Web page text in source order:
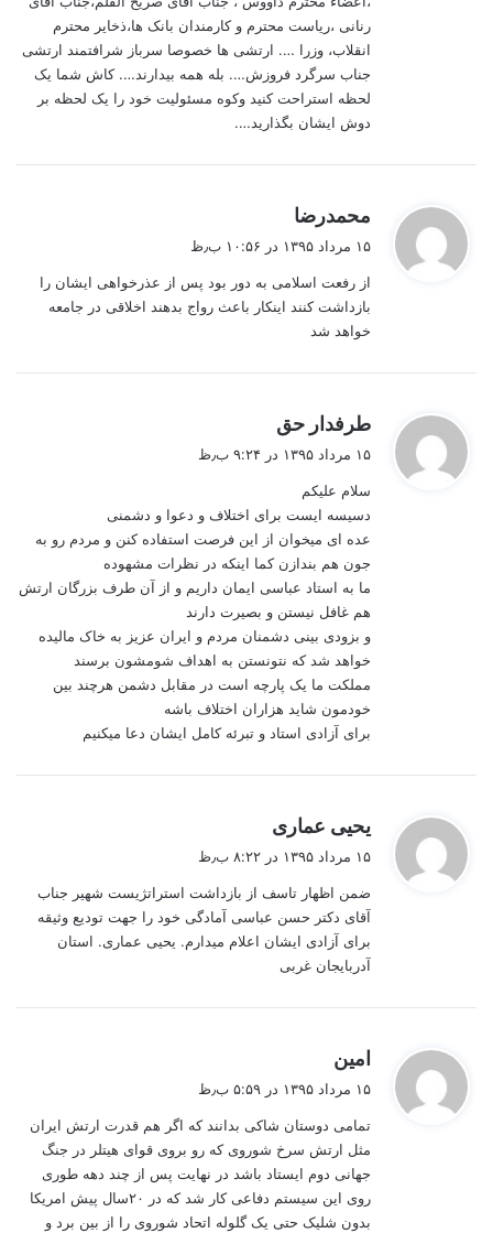
رنانی ،ریاست محترم و کارمندان بانک ها،ذخایر محترم
انقلاب، وزرا …. ارتشی ها خصوصا سرباز شرافتمند ارتشی
جناب سرگرد فروزش…. بله همه بیدارند…. کاش شما یک
لحظه استراحت کنید وکوه مسئولیت خود را یک لحظه بر
دوش ایشان بگذارید….
محمدرضا
:
۱۵ مرداد ۱۳۹۵ در ۱۰:۵۶ ب٫ظ
از رفعت اسلامی به دور بود پس از عذرخواهی ایشان را
بازداشت کنند اینکار باعث رواج بدهند اخلاقی در جامعه
خواهد شد
طرفدار حق
۱۵ مرداد ۱۳۹۵ در ۹:۲۴ ب٫ظ
سلام علیکم
دسیسه ایست برای اختلاف و دعوا و دشمنی
عده ای میخوان از این فرصت استفاده کنن و مردم رو به
جون هم بندازن کما اینکه در نظرات مشهوده
ما به استاد عباسی ایمان داریم و از آن طرف بزرگان ارتش
هم غافل نیستن و بصیرت دارند
و بزودی بینی دشمنان مردم و ایران عزیز به خاک مالیده
خواهد شد که نتونستن به اهداف شومشون برسند
مملکت ما یک پارچه است در مقابل دشمن هرچند بین
خودمون شاید هزاران اختلاف باشه
برای آزادی استاد و تبرئه کامل ایشان دعا میکنیم
یحیی عماری
:
۱۵ مرداد ۱۳۹۵ در ۸:۲۲ ب٫ظ
ضمن اظهار تاسف از بازداشت استراتژیست شهیر جناب
آقای دکتر حسن عباسی آمادگی خود را جهت تودیع وثیقه
برای آزادی ایشان اعلام میدارم. یحیی عماری. استان
آدربایجان غربی
امین
۱۵ مرداد ۱۳۹۵ در ۵:۵۹ ب٫ظ
تمامی دوستان شاکی بدانند که اگر هم قدرت ارتش ایران
مثل ارتش سرخ شوروی که رو بروی قوای هیتلر در جنگ
جهانی دوم ایستاد باشد در نهایت پس از چند دهه طوری
روی این سیستم دفاعی کار شد که در ۲۰سال پیش امریکا
بدون شلیک حتی یک گلوله اتحاد شوروی را از بین برد و